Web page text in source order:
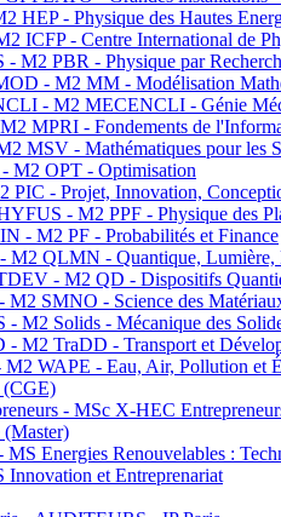
HEP - Physique des Hautes
ICFP - Centre International de
M2 PBR - Physique par
- M2 MM - Modélisation
- M2 MECENCLI - Génie
MPRI - Fondements de
MSV - Mathématiques pour les
M2 OPT - Optimisation
PIC - Projet, Innovation,
- M2 PPF - Physique des
- M2 PF - Probabilités et Finance
QLMN - Quantique, Lumière,
- M2 QD - Dispositifs
SMNO - Science des
M2 Solids - Mécanique des
M2 TraDD - Transport et
WAPE - Eau, Air, Pollution et
(CGE)
- MSc X-HEC
(Master)
Energies Renouvelables :
Innovation et Entreprenariat